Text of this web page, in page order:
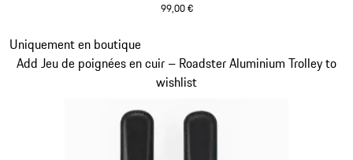
99,00 €
Uniquement en boutique
Add Jeu de poignées en cuir – Roadster Aluminium Trolley to
wishlist
Diapositive 20 sur 20